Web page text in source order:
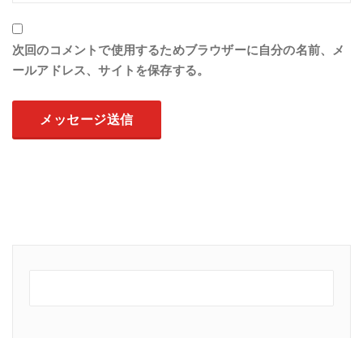
次回のコメントで使用するためブラウザーに自分の名前、メ
ールアドレス、サイトを保存する。